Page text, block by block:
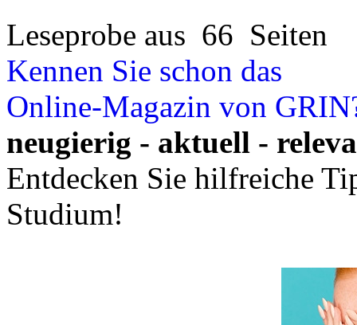
Leseprobe aus 66 Seiten
Kennen Sie schon das
Online-Magazin von
neugierig - aktuell -
Entdecken Sie hilfreiche
Studium!